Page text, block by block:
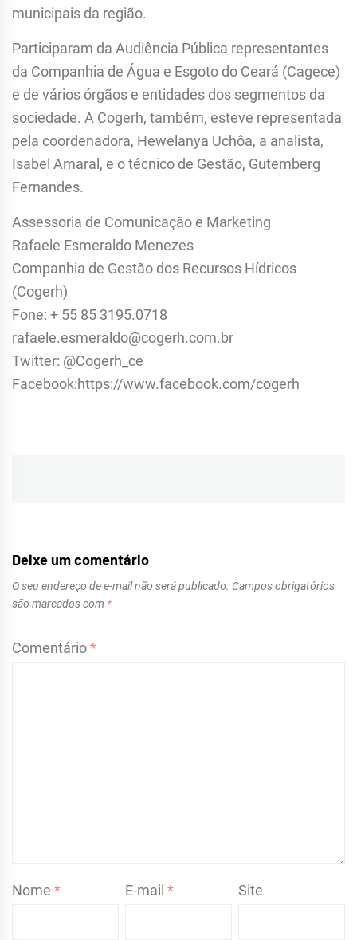
municipais da região.
Participaram da Audiência Pública representantes
da Companhia de Água e Esgoto do Ceará (Cagece)
e de vários órgãos e entidades dos segmentos da
sociedade. A Cogerh, também, esteve representada
pela coordenadora, Hewelanya Uchôa, a analista,
Isabel Amaral, e o técnico de Gestão, Gutemberg
Fernandes.
Assessoria de Comunicação e Marketing
Rafaele Esmeraldo Menezes
Companhia de Gestão dos Recursos Hídricos
(Cogerh)
Fone: + 55 85 3195.0718
rafaele.esmeraldo@cogerh.com.br
Twitter: @Cogerh_ce
Facebook:https://www.facebook.com/cogerh
Post
Deixe um comentário
O seu endereço de e-mail não será publicado. Campos obrigatórios
são marcados com *
Comentário*
Nome * E-mail* Site